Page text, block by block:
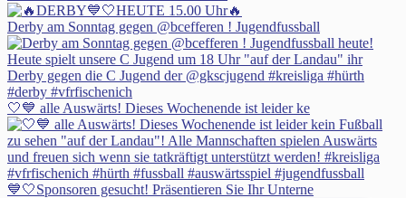
Derby am Sonntag gegen @bcefferen ! Jugendfussball
🤍💙 alle Auswärts! Dieses Wochenende ist leider ke
💙🤍Sponsoren gesucht! Präsentieren Sie Ihr Unterne